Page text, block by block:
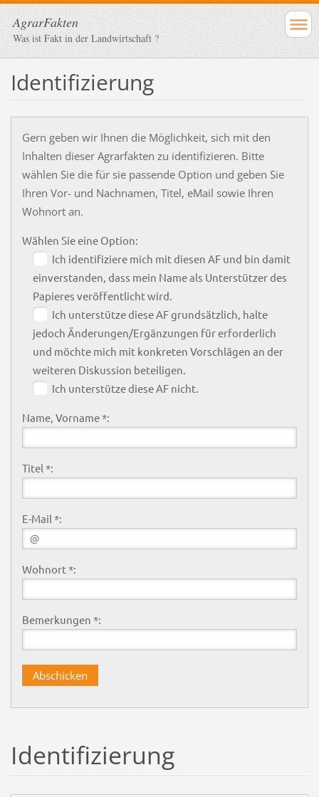
AgrarFakten
Was ist Fakt in der Landwirtschaft ?
Identifizierung
Gern geben wir Ihnen die Möglichkeit, sich mit den
Inhalten dieser Agrarfakten zu identifizieren. Bitte
wählen Sie die für sie passende Option und geben Sie
Ihren Vor- und Nachnamen, Titel, eMail sowie Ihren
Wohnort an.
Wählen Sie eine Option:
Ich identifiziere mich mit diesen AF und bin damit
einverstanden, dass mein Name als Unterstützer des
Papieres veröffentlicht wird.
Ich unterstütze diese AF grundsätzlich, halte
jedoch Änderungen/Ergänzungen für erforderlich
und möchte mich mit konkreten Vorschlägen an der
weiteren Diskussion beteiligen.
Ich unterstütze diese AF nicht.
Name, Vorname *:
Titel *:
E-Mail *:
Wohnort *:
Bemerkungen *:
Identifizierung